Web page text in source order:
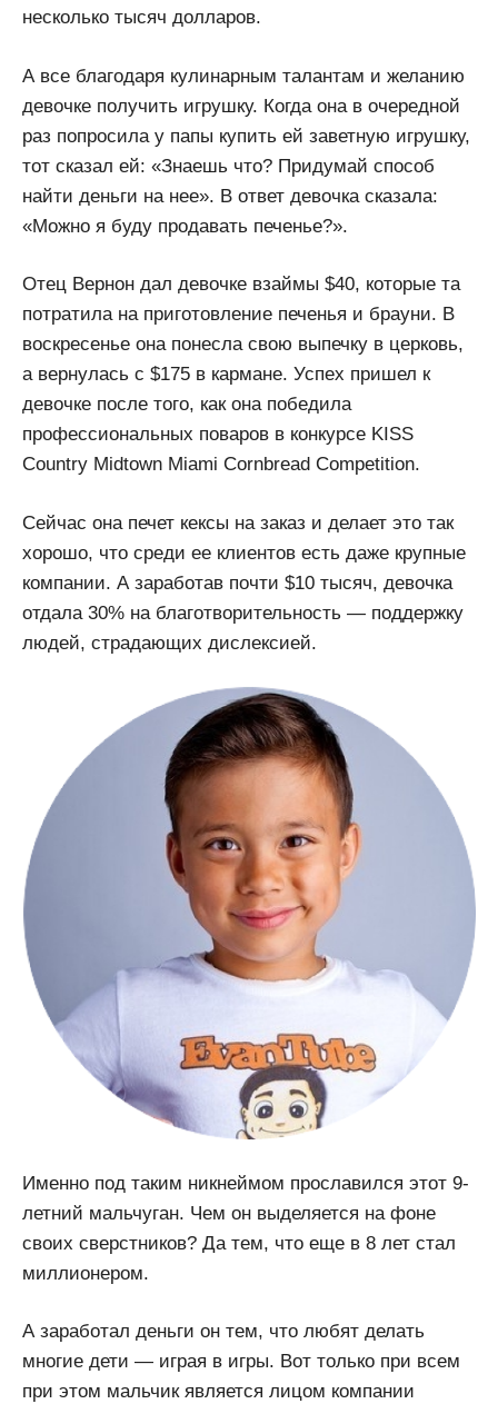
несколько тысяч долларов.
А все благодаря кулинарным талантам и желанию
девочке получить игрушку. Когда она в очередной
раз попросила у папы купить ей заветную игрушку,
тот сказал ей: «Знаешь что? Придумай способ
найти деньги на нее». В ответ девочка сказала:
«Можно я буду продавать печенье?».
Отец Вернон дал девочке взаймы $40, которые та
потратила на приготовление печенья и брауни. В
воскресенье она понесла свою выпечку в церковь,
а вернулась с $175 в кармане. Успех пришел к
девочке после того, как она победила
профессиональных поваров в конкурсе KISS
Country Midtown Miami Cornbread Competition.
Сейчас она печет кексы на заказ и делает это так
хорошо, что среди ее клиентов есть даже крупные
компании. А заработав почти $10 тысяч, девочка
отдала 30% на благотворительность — поддержку
людей, страдающих дислексией.
Именно под таким никнеймом прославился этот 9-
летний мальчуган. Чем он выделяется на фоне
своих сверстников? Да тем, что еще в 8 лет стал
миллионером.
А заработал деньги он тем, что любят делать
многие дети — играя в игры. Вот только при всем
при этом мальчик является лицом компании